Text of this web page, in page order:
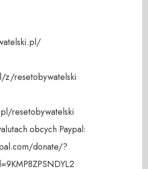
z/resetobywatelski
resetobywatelski
obcych Paypal:
donate/?